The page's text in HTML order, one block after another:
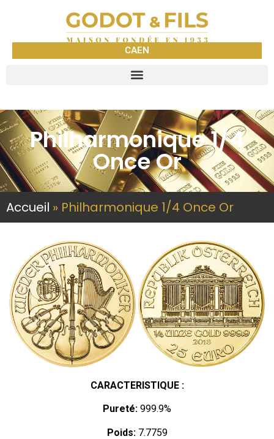
CAEN
Philharmonique 1/4
Once Or
Accueil » Philharmonique 1/4 Once Or
CARACTERISTIQUE :
Pureté: 999.9%
Poids:7.7759